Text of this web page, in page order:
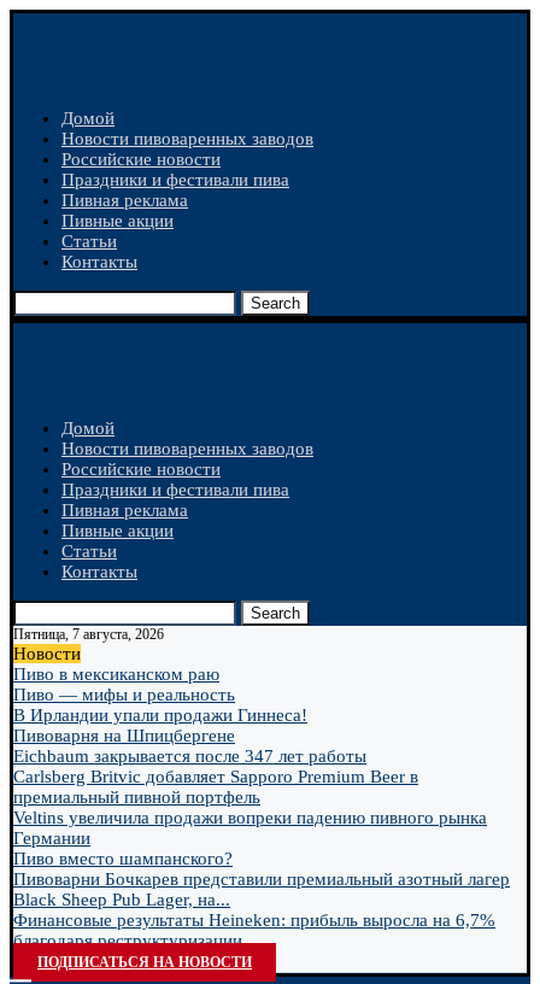
Домой
Новости пивоваренных заводов
Российские новости
Праздники и фестивали пива
Пивная реклама
Пивные акции
Статьи
Контакты
Search
Домой
Новости пивоваренных заводов
Российские новости
Праздники и фестивали пива
Пивная реклама
Пивные акции
Статьи
Контакты
Search
Пятница, 7 августа, 2026
Новости
Пиво в мексиканском раю
Пиво — мифы и реальность
В Ирландии упали продажи Гиннеса!
Пивоварня на Шпицбергене
Eichbaum закрывается после 347 лет работы
Carlsberg Britvic добавляет Sapporo Premium Beer в
премиальный пивной портфель
Veltins увеличила продажи вопреки падению пивного рынка
Германии
Пиво вместо шампанского?
Пивоварни Бочкарев представили премиальный азотный лагер
Black Sheep Pub Lager, на...
Финансовые результаты Heineken: прибыль выросла на 6,7%
благодаря реструктуризации
ПОДПИСАТЬСЯ НА НОВОСТИ